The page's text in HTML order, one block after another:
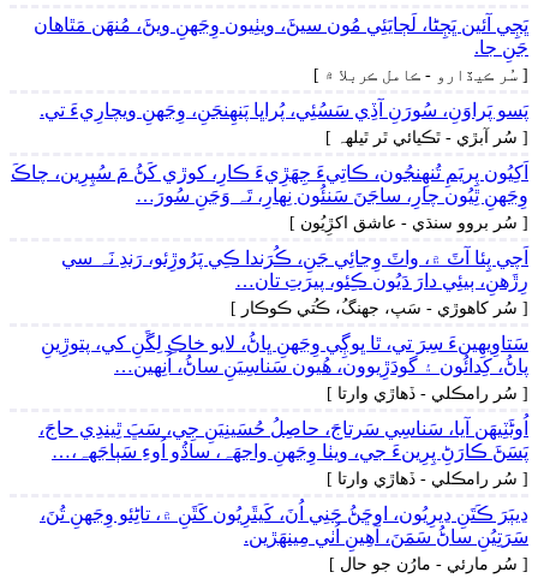
ڀَڄِي آئين ڀَڄِڻا، لَڄايَئِي مُون سيڻَ، ويٺِيون وِجَهنِ ويڻَ، مُنھَن مَٿاھان
جَنِ جا.
[ سُر ڪيڏارو - ڪامل ڪربلا ۾ ]
پَسو پَراوَنِ، سُورَنِ آڏِي سَسُئِي، پُراڀا پَنھِنجَنِ، وِجَهنِ ويچارِيءَ تي.
[ سُر آبڙي - ٿڪيائي ٿر ٿيلهہ ]
اَکِيُون پِريَمِ تُنھِنجُون، ڪاتِيءَ جِھَڙِيءَ ڪارِ، کوڙي کَڻُ مَ سُپِرِين، چاڪَ
وِجَهنِ ٿِيُون چارِ، ساجَنَ سَنئُون نِھارِ، تَہ وَڃَنِ سُورَ…
[ سُر بروو سنڌي - عاشق اکڙِيُون ]
اَچي پِئا آٽَ ۾، واٽَ وِڃائِي جَنِ، ڪُرَندا ڪِي پَرُوڙِئو، رَندِ نَہ سي
رِڙَھنِ، ٻيئِي دارَ دَيُون ڪِئو، پيرَتِ تان…
[ سُر کاھوڙي - سَپ، جهنگُ، ڪُتي ڪوڪار ]
سَتاوِيھِينءَ سِرَ تي، ٿا ڀوڳِي وِجَهنِ ڀاڻُ، لايو خاڪِ لِڱَنِ کي، پتوڙِينِ
پاڻُ، کِدائُون ۽ گودَڙِيوون، ھُيون سَناسِيَنِ ساڻُ، اُنِهين…
[ سُر رامڪلي - ڏھاڙي وارتا ]
اُوڻَٽِيھَن آيا، سَناسِي سَرتاجَ، حاصِلُ حُسَينِيَنِ جِي، سَڀَ ٿِيندِي حاجَ،
پَسَڻَ ڪارَڻِ پِرِينءَ جي، ويٺا وِجَهنِ واجهَہ، ساڌُو اُوءِ سَٻاجَهہ،…
[ سُر رامڪلي - ڏھاڙي وارتا ]
ڍيٻَرَ ڪَتَنِ ڍيرِيُون، اوڇَڻُ جَنِي اُنَ، کَيٿَرِيُون کَٿَنِ ۾، تاڻِئو وِجَهنِ تُنَ،
سَرَتِيُنِ ساڻُ سَمَنَ، آھِينِ اُٺي مِينھَڙين.
[ سُر مارئي - مارُن جو حال ]